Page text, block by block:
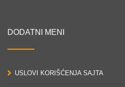
DODATNI MENI
USLOVI KORIŠĆENJA SAJTA